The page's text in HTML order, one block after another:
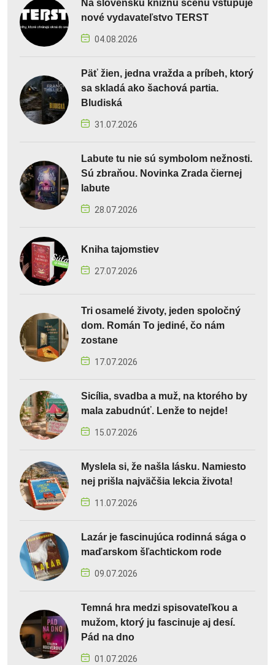
Na slovenskú knižnú scénu vstupuje
nové vydavateľstvo TERST
04.08.2026
Päť žien, jedna vražda a príbeh, ktorý
sa skladá ako šachová partia.
Bludiská
31.07.2026
Labute tu nie sú symbolom nežnosti.
Sú zbraňou. Novinka Zrada čiernej
labute
28.07.2026
Kniha tajomstiev
27.07.2026
Tri osamelé životy, jeden spoločný
dom. Román To jediné, čo nám
zostane
17.07.2026
Sicília, svadba a muž, na ktorého by
mala zabudnúť. Lenže to nejde!
15.07.2026
Myslela si, že našla lásku. Namiesto
nej prišla najväčšia lekcia života!
11.07.2026
Lazár je fascinujúca rodinná sága o
maďarskom šľachtickom rode
09.07.2026
Temná hra medzi spisovateľkou a
mužom, ktorý ju fascinuje aj desí.
Pád na dno
01.07.2026